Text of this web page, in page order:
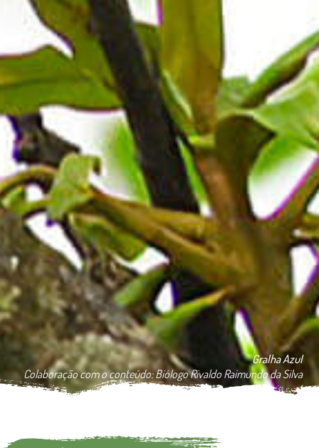
Gralha Azul
Colaboração com o conteúdo: Biólogo Rivaldo Raimundo da Silva